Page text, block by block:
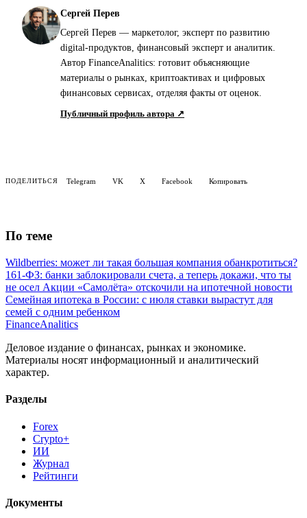
Сергей Перев
Сергей Перев — маркетолог, эксперт по развитию
digital-продуктов, финансовый эксперт и аналитик.
Автор FinanceAnalitics: готовит объясняющие
материалы о рынках, криптоактивах и цифровых
финансовых сервисах, отделяя факты от оценок.
Публичный профиль автора ↗
ПОДЕЛИТЬСЯ Telegram VK X Facebook Копировать
По теме
Wildberries: может ли такая большая компания обанкротиться?
161-ФЗ: банки заблокировали счета, а теперь докажи, что ты
не осел Акции «Самолёта» отскочили на ипотечной новости
Семейная ипотека в России: с июля ставки вырастут для
семей с одним ребенком
FinanceAnalitics
Деловое издание о финансах, рынках и экономике.
Материалы носят информационный и аналитический
характер.
Разделы
Forex
Crypto+
ИИ
Журнал
Рейтинги
Документы